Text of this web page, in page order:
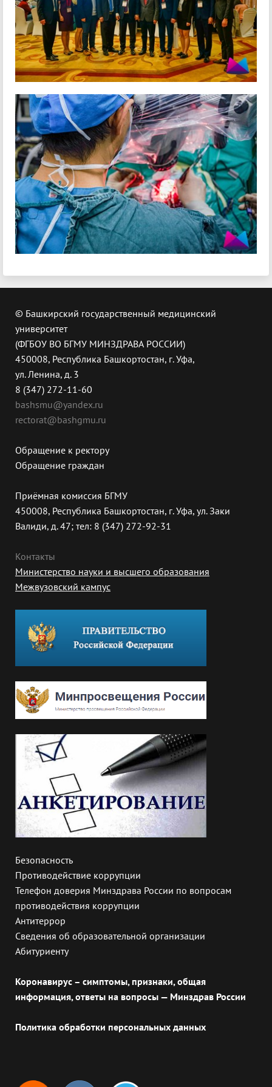
© Башкирский государственный медицинский
университет
(ФГБОУ ВО БГМУ МИНЗДРАВА РОССИИ)
450008, Республика Башкортостан, г. Уфа,
ул. Ленина, д. 3
8 (347) 272-11-60
bashsmu@yandex.ru
rectorat@bashgmu.ru
Обращение к ректору
Обращение граждан
Приёмная комиссия БГМУ
450008, Республика Башкортостан, г. Уфа, ул. Заки
Валиди, д. 47; тел: 8 (347) 272-92-31
Контакты
Министерство науки и высшего образования
Межвузовский кампус
Безопасность
Противодействие коррупции
Телефон доверия Минздрава России по вопросам
противодействия коррупции
Антитеррор
Сведения об образовательной организации
Абитуриенту
Коронавирус – симптомы, признаки, общая
информация, ответы на вопросы — Минздрав России
Политика обработки персональных данных